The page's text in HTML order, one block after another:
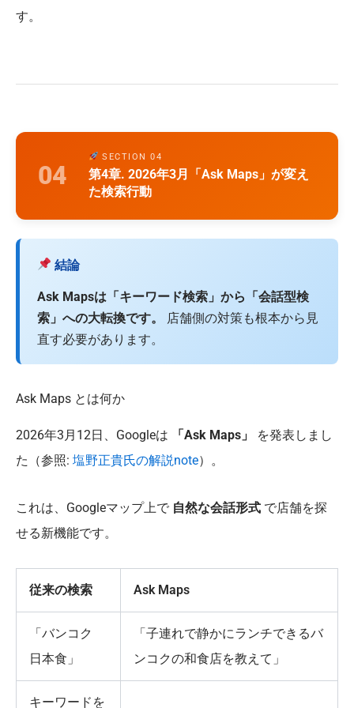
す。
04
SECTION 04
第4章. 2026年3月「Ask Maps」が変え
た検索行動
結論
Ask Mapsは「キーワード検索」から「会話型検
索」への大転換です。
店舗側の対策も根本から見
直す必要があります。
Ask Maps とは何か
2026年3月12日、Googleは 「Ask Maps」
を発表しまし
た（参照: 塩野正貴氏の解説note）。
これは、Googleマップ上で 自然な会話形式 で店舗を探
せる新機能です。
従来の検索 Ask Maps
「バンコク
日本食」
「子連れで静かにランチできるバ
ンコクの和食店を教えて」
キーワードを